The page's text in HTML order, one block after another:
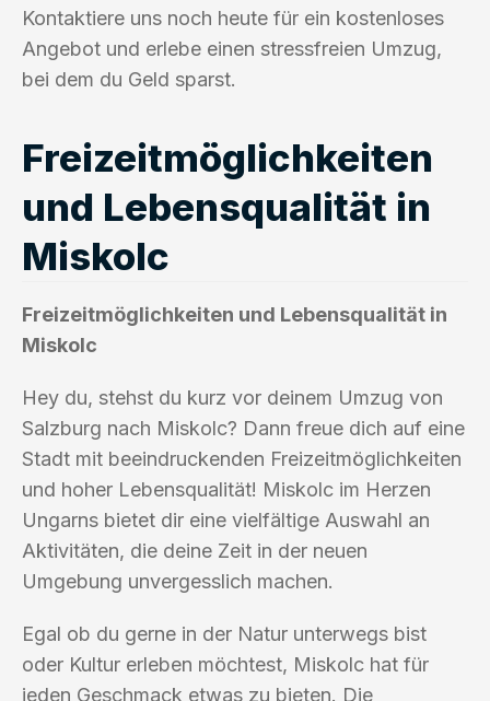
Kontaktiere uns noch heute für ein kostenloses
Angebot und erlebe einen stressfreien Umzug,
bei dem du Geld sparst.
Freizeitmöglichkeiten
und Lebensqualität in
Miskolc
Freizeitmöglichkeiten und Lebensqualität in
Miskolc
Hey du, stehst du kurz vor deinem Umzug von
Salzburg nach Miskolc? Dann freue dich auf eine
Stadt mit beeindruckenden Freizeitmöglichkeiten
und hoher Lebensqualität! Miskolc im Herzen
Ungarns bietet dir eine vielfältige Auswahl an
Aktivitäten, die deine Zeit in der neuen
Umgebung unvergesslich machen.
Egal ob du gerne in der Natur unterwegs bist
oder Kultur erleben möchtest, Miskolc hat für
jeden Geschmack etwas zu bieten. Die